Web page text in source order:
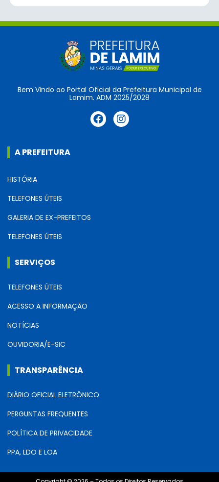
Bem Vindo ao Portal Oficial da Prefeitura Municipal de
Lamim. ADM 2025/2028
A PREFEITURA
HISTÓRIA
TELEFONES ÚTEIS
GALERIA DE EX-PREFEITOS
TELEFONES ÚTEIS
SERVIÇOS
TELEFONES ÚTEIS
ACESSO A INFORMAÇÃO
NOTÍCIAS
OUVIDORIA/E-SIC
TRANSPARÊNCIA
DIÁRIO OFICIAL ELETRÔNICO
PERGUNTAS FREQUENTES
POLÍTICA DE PRIVACIDADE
PPA, LDO E LOA